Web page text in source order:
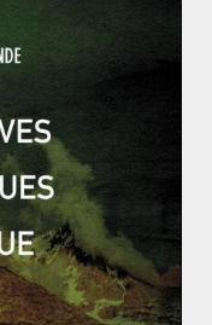
d’un premier
comme le
Macédoine, font
la culture slave
seront
comme Uskub
cette dernière
Elveda Rumeli
ottoman.
a été quant à elle
Macédoine reste